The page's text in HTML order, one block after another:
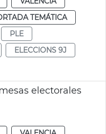
TEMÁTICA
PLE
ELECCIONS 9J
electorales